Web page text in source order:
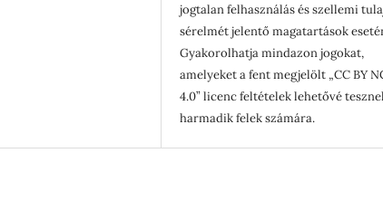
jogtalan felhasználás és szellemi
sérelmét jelentő magatartások
Gyakorolhatja mindazon jogokat,
amelyeket a fent megjelölt „CC BY
4.0” licenc feltételek lehetővé
harmadik felek számára.